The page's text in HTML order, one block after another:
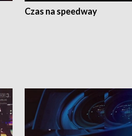
Czas na speedway